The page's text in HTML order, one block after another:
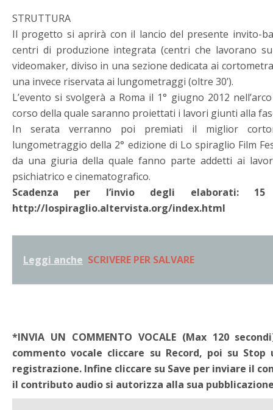
STRUTTURA
Il progetto si aprirà con il lancio del presente invito-
centri di produzione integrata (centri che lavorano
videomaker, diviso in una sezione dedicata ai
una invece riservata ai lungometraggi (oltre 30’).
L’evento si svolgerà a Roma il 1° giugno 2012
corso della quale saranno proiettati i lavori giunti alla
In serata verranno poi premiati il miglior
lungometraggio della 2° edizione di Lo spiraglio Film
da una giuria della quale fanno parte addetti ai
psichiatrico e cinematografico.
Scadenza per l’invio degli elaborati:
http://lospiraglio.altervista.org/index.html
Leggi anche SCRIVERE PER SALVARE
*INVIA UN COMMENTO VOCALE (Max 120
commento vocale cliccare su Record, poi su
registrazione. Infine cliccare su Save per inviare il
il contributo audio si autorizza alla sua